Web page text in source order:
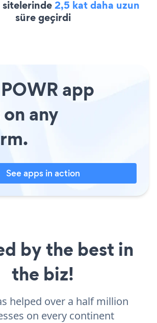
2,5 kat daha uzun
süre geçirdi
app
any
See apps in action
by the best in
the biz!
helped over a half million
on every continent